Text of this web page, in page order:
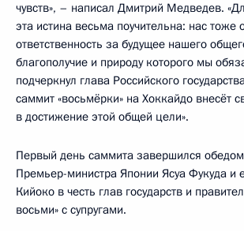
чувств», – написал Дмитрий Медведев.
эта истина весьма поучительна: нас тоже
ответственность за будущее нашего
благополучие и природу которого мы
подчеркнул глава Российского
саммит «восьмёрки» на Хоккайдо внесёт
в достижение этой общей цели».
Первый день саммита завершился
Премьер-министра Японии Ясуа Фукуда и
Кийоко в честь глав государств и
восьми» с супругами.